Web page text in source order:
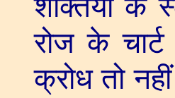
शक्तियों के
रोज के
क्रोध तो